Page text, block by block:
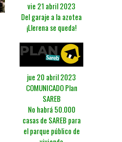
vie 21 abril 2023
Del garaje a la azotea
¡Llerena se queda!
jue 20 abril 2023
COMUNICADO Plan
SAREB
No habrá 50.000
casas de SAREB para
el parque público de